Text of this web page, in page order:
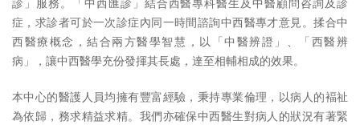
症，求診者可於一次診症內同一時間諮詢中西醫專才意見。揉合中
西醫療概念，結合兩方醫學智慧，以「中醫辨證」、「西醫辨
病」，讓中西醫學充份發揮其長處，達至相輔相成的效果。
本中心的醫護人員均擁有豐富經驗，秉持專業倫理，以病人的褔祉
為依歸，務求精益求精。我們亦確保中西醫生對病人的狀況有著緊